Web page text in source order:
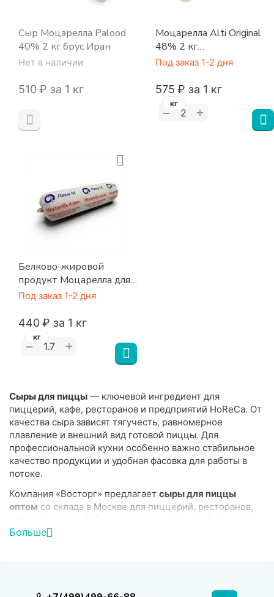
Сыр Моцарелла Palood
40% 2 кг брус Иран
Нет в наличии
‍510‍ ₽ за 1 кг
Моцарелла Alti Original
48% 2 кг
молокосодержащий
Под заказ 1-2 дня
‍575‍ ₽ за 1 кг
− +
кг
Белково-жировой
продукт Моцарелла для
пиццы «Люкс (Luxe)»
Под заказ 1-2 дня
‍440‍₽ за 1 кг
− +
кг
Сыры для пиццы — ключевой ингредиент для
пиццерий, кафе, ресторанов и предприятий HoReCa. От
качества сыра зависят тягучесть, равномерное
плавление и внешний вид готовой пиццы. Для
профессиональной кухни особенно важно стабильное
качество продукции и удобная фасовка для работы в
потоке.
Компания «Восторг» предлагает сыры для пиццы
оптом со склада в Москве для пиццерий, ресторанов,
промышленности. В каталоге представлены решения
Больше